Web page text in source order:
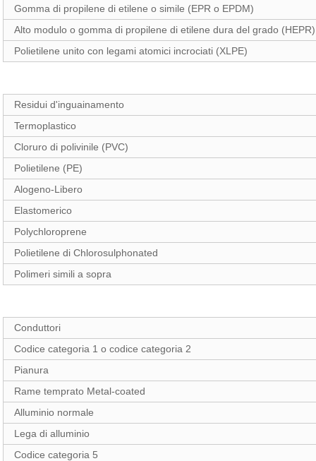
Gomma di propilene di etilene o simile (EPR o EPDM)
Alto modulo o gomma di propilene di etilene dura del grado (HEPR)
Polietilene unito con legami atomici incrociati (XLPE)
Residui d'inguainamento
Termoplastico
Cloruro di polivinile (PVC)
Polietilene (PE)
Alogeno-Libero
Elastomerico
Polychloroprene
Polietilene di Chlorosulphonated
Polimeri simili a sopra
Conduttori
Codice categoria 1 o codice categoria 2
Pianura
Rame temprato Metal-coated
Alluminio normale
Lega di alluminio
Codice categoria 5